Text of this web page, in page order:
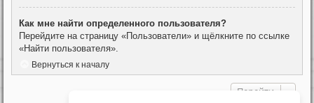
Как мне найти определенного пользователя?
Перейдите на страницу «Пользователи» и щёлкните по ссылке
«Найти пользователя».
Вернуться к началу
Перейти